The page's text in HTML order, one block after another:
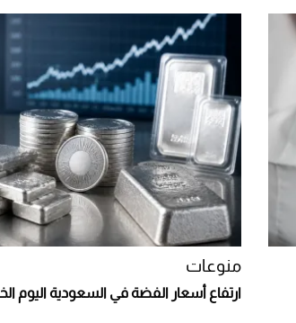
منوعات
ارتفاع أسعار الفضة في السعودية اليوم